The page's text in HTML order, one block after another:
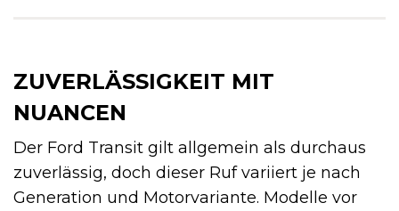
ZUVERLÄSSIGKEIT MIT
NUANCEN
Der Ford Transit gilt allgemein als durchaus
zuverlässig, doch dieser Ruf variiert je nach
Generation und Motorvariante. Modelle vor